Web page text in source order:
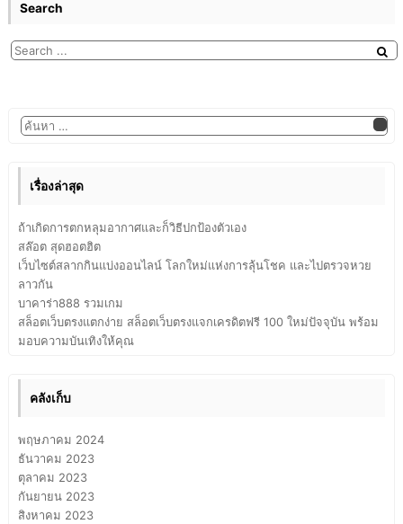
Search
เรื่องล่าสุด
ถ้าเกิดการตกหลุมอากาศและก็วิธีปกป้องตัวเอง
สล๊อต สุดฮอตฮิต
เว็บไซต์สลากกินแบ่งออนไลน์ โลกใหม่แห่งการลุ้นโชค และไปตรวจหวย
ลาวกัน
บาคาร่า888 รวมเกม
สล็อตเว็บตรงแตกง่าย สล็อตเว็บตรงแจกเครดิตฟรี 100 ใหม่ปัจจุบัน พร้อม
มอบความบันเทิงให้คุณ
คลังเก็บ
พฤษภาคม 2024
ธันวาคม 2023
ตุลาคม 2023
กันยายน 2023
สิงหาคม 2023